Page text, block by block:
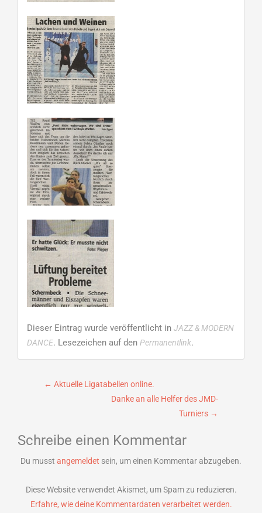
Dieser Eintrag wurde veröffentlicht in JAZZ & MODERN
DANCE. Lesezeichen auf den Permanentlink.
Beitragsnavigation
← Aktuelle Ligatabellen online.
Danke an alle Helfer des JMD-
Turniers →
Schreibe einen Kommentar
Du musst angemeldet sein, um einen Kommentar abzugeben.
Diese Website verwendet Akismet, um Spam zu reduzieren.
Erfahre, wie deine Kommentardaten verarbeitet werden.